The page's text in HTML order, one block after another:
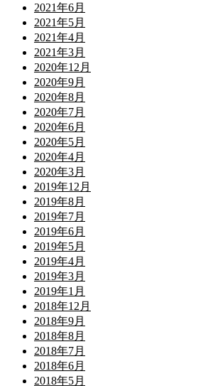
2021年6月
2021年5月
2021年4月
2021年3月
2020年12月
2020年9月
2020年8月
2020年7月
2020年6月
2020年5月
2020年4月
2020年3月
2019年12月
2019年8月
2019年7月
2019年6月
2019年5月
2019年4月
2019年3月
2019年1月
2018年12月
2018年9月
2018年8月
2018年7月
2018年6月
2018年5月